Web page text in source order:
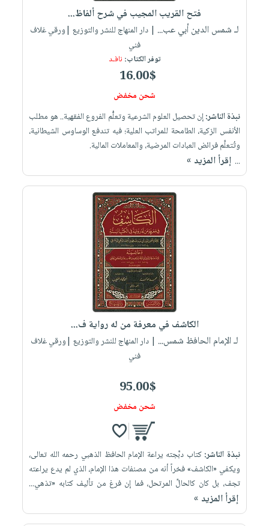
فتح القريب المجيب في شرح ألفاظ...
لـ شمس الدين أبي عب... | دار المنهاج للنشر والتوزيع |ورقي غلاف
فني
توفر الكتاب: نافـد
16.00$
شحن مخفض
نبذة الناشر:إن تحصيل العلوم الشرعية وتعلُّم الفروع الفقهية.. هو مطلب
الأنفس الزكية، الطامحة للمراتب العلية؛ فبه تندفع الوساوس الشيطانية،
وتُتعلَّم فرائض العبادات المرضية، والمعاملات المالية.
... إقرأ المزيد »
الكاشف في معرفة من له رواية ف...
لـ الإمام الحافظ شمس... | دار المنهاج للنشر والتوزيع |ورقي غلاف
فني
95.00$
شحن مخفض
نبذة الناشر:كتاب دبَّجته يراعة الإمام الحافظ الذهبي رحمه الله تعالى،
ويكفي «الكاشف» فخراً أنه من مصنفات هذا الإمام، الذي لم يدع يراعته
تجف، بل كان كالحالِّ المرتحل، فما إن فرغ من تأليف كتابه «تذهي...
إقرأ المزيد »